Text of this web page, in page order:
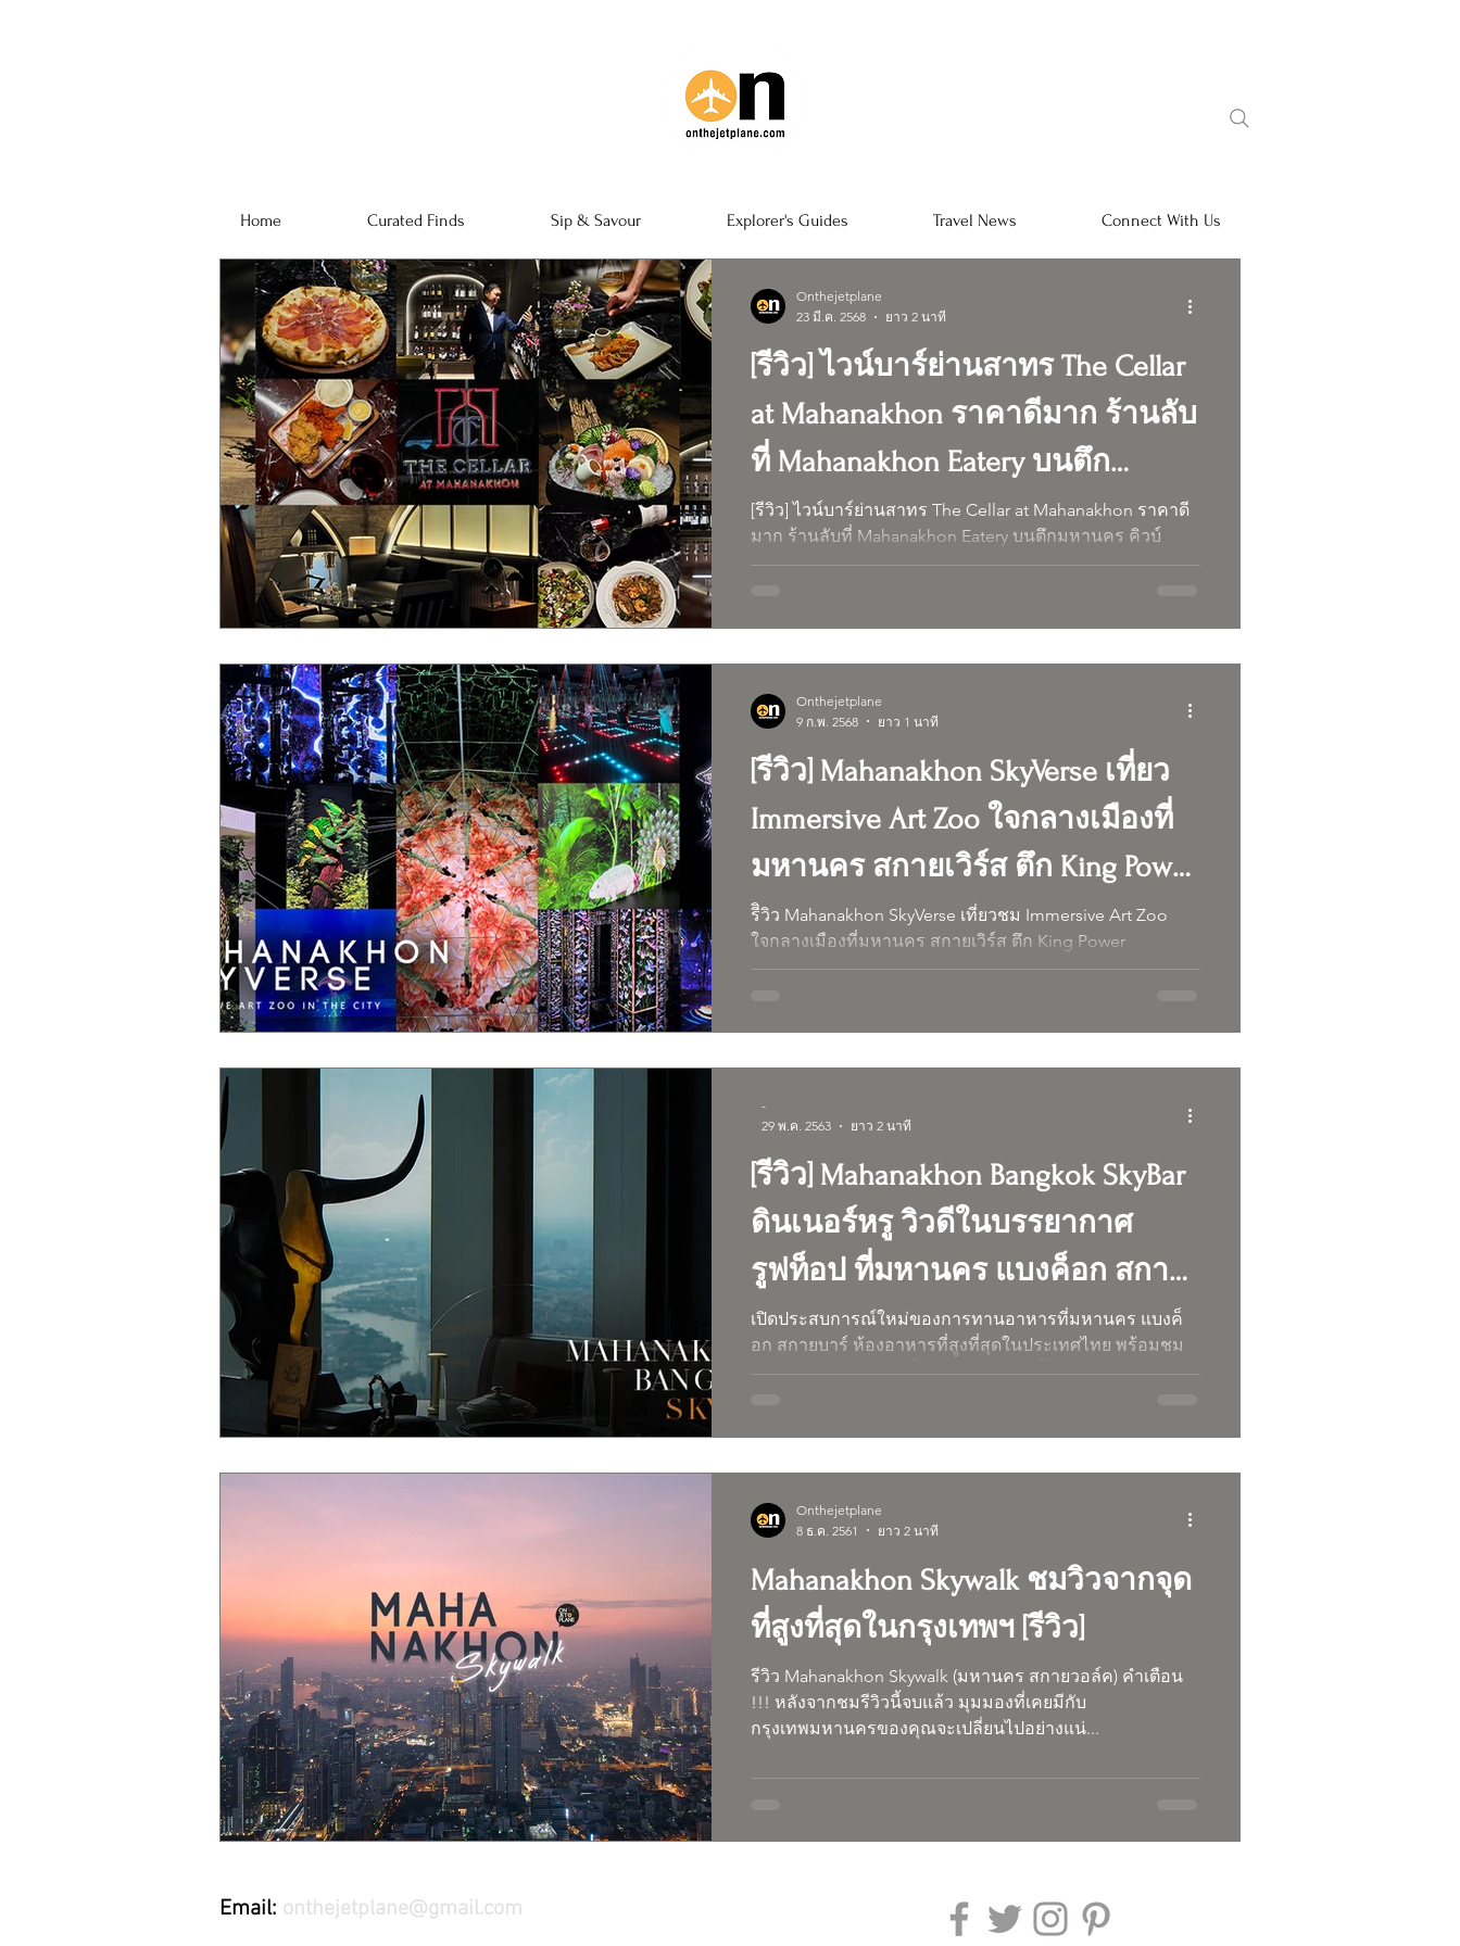
Home Curated Finds Sip & Savour Explorer's Guides Travel News Connect With Us
[รีวิว] ไวน์บาร์ย่านสาทร The Cellar
at Mahanakhon ราคาดีมาก ร้านลับ
ที่ Mahanakhon Eatery บนตึก
มหานคร คิวบ์
[รีวิว] ไวน์บาร์ย่านสาทร The Cellar at Mahanakhon ราคาดี
มาก ร้านลับที่ Mahanakhon Eatery บนตึกมหานคร คิวบ์
Onthejetplane
23 มี.ค. 2568
ยาว 2 นาที
[รีวิว] Mahanakhon SkyVerse เที่ยว
Immersive Art Zoo ใจกลางเมืองที่
มหานคร สกายเวิร์ส ตึก King Power
Mahanakhon
รีิวิว Mahanakhon SkyVerse เที่ยวชม Immersive Art Zoo
ใจกลางเมืองที่มหานคร สกายเวิร์ส ตึก King Power
Mahanakhon
Onthejetplane
9 ก.พ. 2568
ยาว 1 นาที
[รีวิว] Mahanakhon Bangkok SkyBar
ดินเนอร์หรู วิวดีในบรรยากาศ
รูฟท็อป ที่มหานคร แบงค็อก สกาย
บาร์
เปิดประสบการณ์ใหม่ของการทานอาหารที่มหานคร แบงค็
อก สกายบาร์ ห้องอาหารที่สูงที่สุดในประเทศไทย พร้อมชม
วิวอันสวยงามของคุ้งน้ำเจ้าพระยาจากชั้น 76
-
29 พ.ค. 2563
ยาว 2 นาที
Mahanakhon Skywalk ชมวิวจากจุด
ที่สูงที่สุดในกรุงเทพฯ [รีวิว]
รีวิว Mahanakhon Skywalk (มหานคร สกายวอล์ค) คำเตือน
!!! หลังจากชมรีวิวนี้จบแล้ว มุมมองที่เคยมีกับ
กรุงเทพมหานครของคุณจะเปลี่ยนไปอย่างแน่...
Onthejetplane
8 ธ.ค. 2561
ยาว 2 นาที
Email: onthejetplane@gmail.com